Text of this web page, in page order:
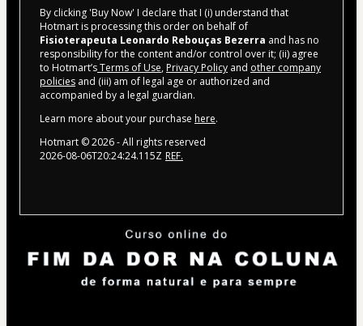
By clicking 'Buy Now' I declare that I (i) understand that
Hotmart is processing this order on behalf of
Fisioterapeuta Leonardo Rebouças Bezerra and has no
responsibility for the content and/or control over it; (ii) agree
to Hotmart’sTerms of Use, Privacy Policy and other company
policies and (iii) am of legal age or authorized and
accompanied by a legal guardian.
Learn more about your purchase here.
Hotmart ©2026- All rights reserved
2026-08-06T20:24:24.115Z REF.